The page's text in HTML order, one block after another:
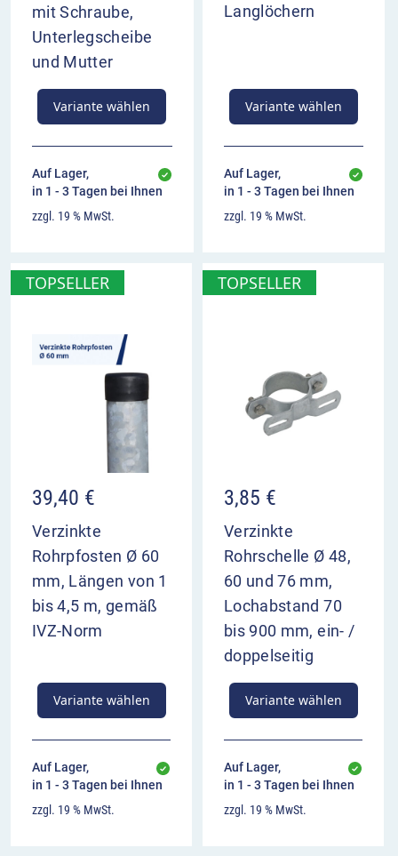
mit Schraube,
Unterlegscheibe
und Mutter
Variante wählen
Auf Lager,
in 1 - 3 Tagen bei Ihnen
zzgl. 19 % MwSt.
Langlöchern
Variante wählen
Auf Lager,
in 1 - 3 Tagen bei Ihnen
zzgl. 19 % MwSt.
TOPSELLER
39,40 €
Verzinkte
Rohrpfosten Ø 60
mm, Längen von 1
bis 4,5 m, gemäß
IVZ-Norm
Variante wählen
Auf Lager,
in 1 - 3 Tagen bei Ihnen
zzgl. 19 % MwSt.
TOPSELLER
3,85 €
Verzinkte
Rohrschelle Ø 48,
60 und 76 mm,
Lochabstand 70
bis 900 mm, ein- /
doppelseitig
Variante wählen
Auf Lager,
in 1 - 3 Tagen bei Ihnen
zzgl. 19 % MwSt.